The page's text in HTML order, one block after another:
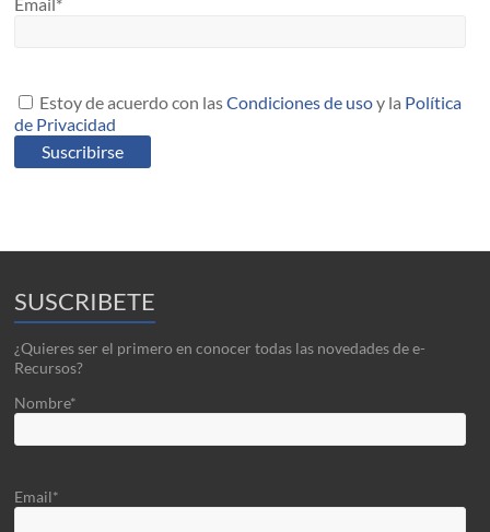
Estoy de acuerdo con lasCondiciones de usoy la Política
de Privacidad
SUSCRIBETE
¿Quieres ser el primero en conocer todas las novedades de e-
Recursos?
Nombre*
Email*